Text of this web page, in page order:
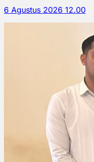
6 Agustus 2026 12.00